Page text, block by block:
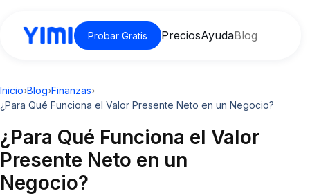
Probar Gratis PreciosAyudaBlog
Inicio›Blog›Finanzas›
¿Para Qué Funciona el Valor Presente Neto en un Negocio?
¿Para Qué Funciona el Valor
Presente Neto en un
Negocio?